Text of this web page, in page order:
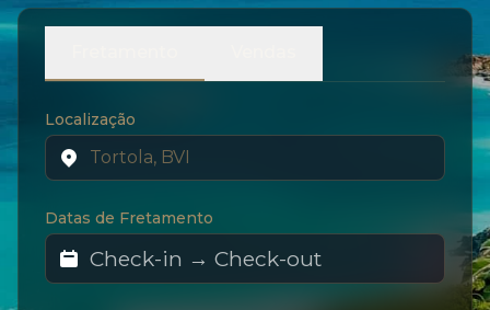
Localização
Datas de Fretamento